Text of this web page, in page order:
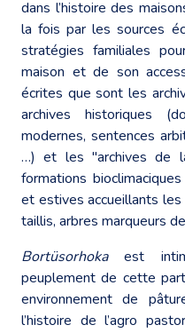
dans l’histoire des
la fois par les sources
stratégies familiales
maison et de son
écrites que sont les
archives historiques
modernes, sentences
…) et les "archives de
formations
et estives accueillants
taillis, arbres marqueurs
Bortüsorhokaest
peuplement de cette
environnement de
l’histoire de l’agro